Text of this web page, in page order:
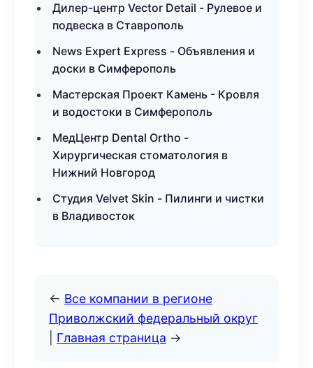
Дилер-центр Vector Detail - Рулевое и
подвеска в Ставрополь
News Expert Express - Объявления и
доски в Симферополь
Мастерская Проект Камень - Кровля
и водостоки в Симферополь
МедЦентр Dental Ortho -
Хирургическая стоматология в
Нижний Новгород
Студия Velvet Skin - Пилинги и чистки
в Владивосток
← Все компании в регионе
Приволжский федеральный округ
Главная страница →